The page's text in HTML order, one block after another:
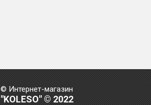
© Интернет-магазин
"KOLESO" © 2022